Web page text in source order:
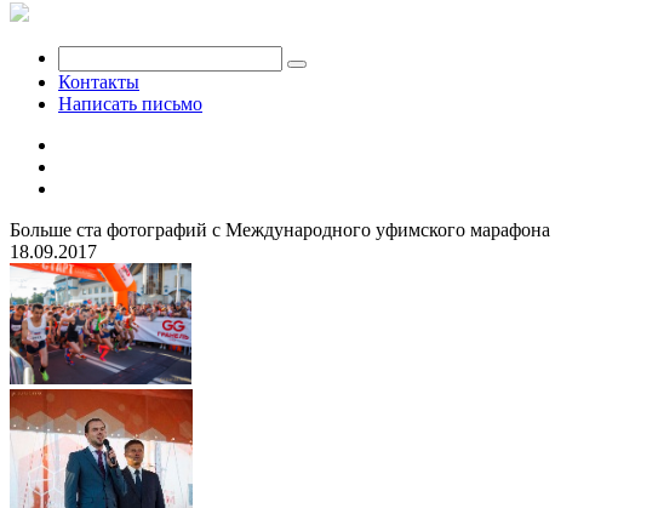
Контакты
Написать письмо
Больше ста фотографий с Международного уфимского марафона
18.09.2017